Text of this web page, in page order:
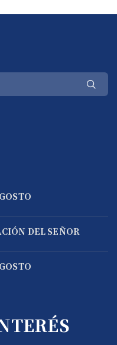
DEL SEÑOR